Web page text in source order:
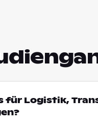
für Logistik,